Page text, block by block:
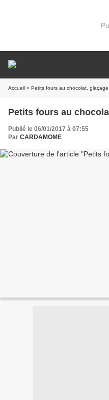
Accueil » Petits fours au chocolat,
Petits fours au
Publié le 06/01/2017 à 07:55
Par CARDAMOME